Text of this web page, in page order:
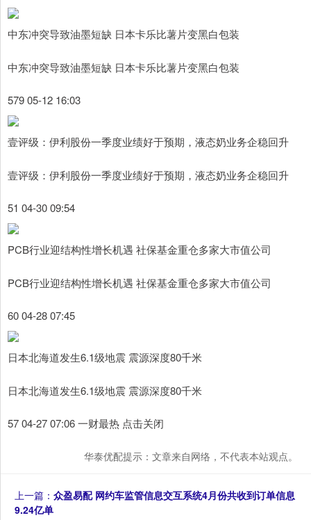
中东冲突导致油墨短缺 日本卡乐比薯片变黑白包装
中东冲突导致油墨短缺 日本卡乐比薯片变黑白包装
579 05-12 16:03
壹评级：伊利股份一季度业绩好于预期，液态奶业务企稳回升
壹评级：伊利股份一季度业绩好于预期，液态奶业务企稳回升
51 04-30 09:54
PCB行业迎结构性增长机遇 社保基金重仓多家大市值公司
PCB行业迎结构性增长机遇 社保基金重仓多家大市值公司
60 04-28 07:45
日本北海道发生6.1级地震 震源深度80千米
日本北海道发生6.1级地震 震源深度80千米
57 04-27 07:06 一财最热 点击关闭
华泰优配提示：文章来自网络，不代表本站观点。
上一篇： 众盈易配 网约车监管信息交互系统4月份共收到订单信息
9.24亿单